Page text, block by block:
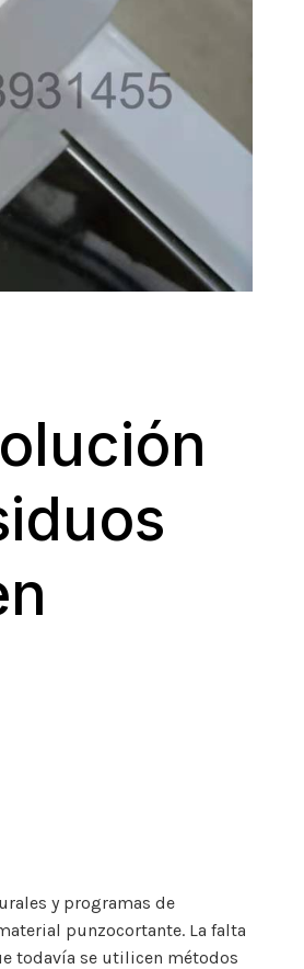
y programas de
punzocortante. La falta
todavía se utilicen métodos